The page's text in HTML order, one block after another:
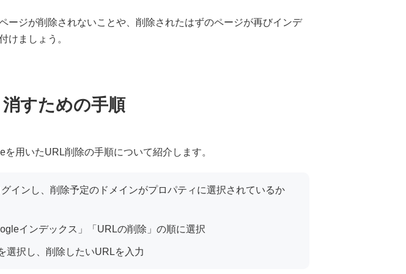
ージが削除されないことや、削除されたはずのページが再びインデ
けましょう。
すための手順
用いたURL削除の手順について紹介します。
インし、削除予定のドメインがプロパティに選択されているか
インデックス」「URLの削除」の順に選択
選択し、削除したいURLを入力